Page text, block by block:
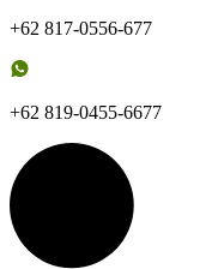
+62 817-0556-677
+62 819-0455-6677